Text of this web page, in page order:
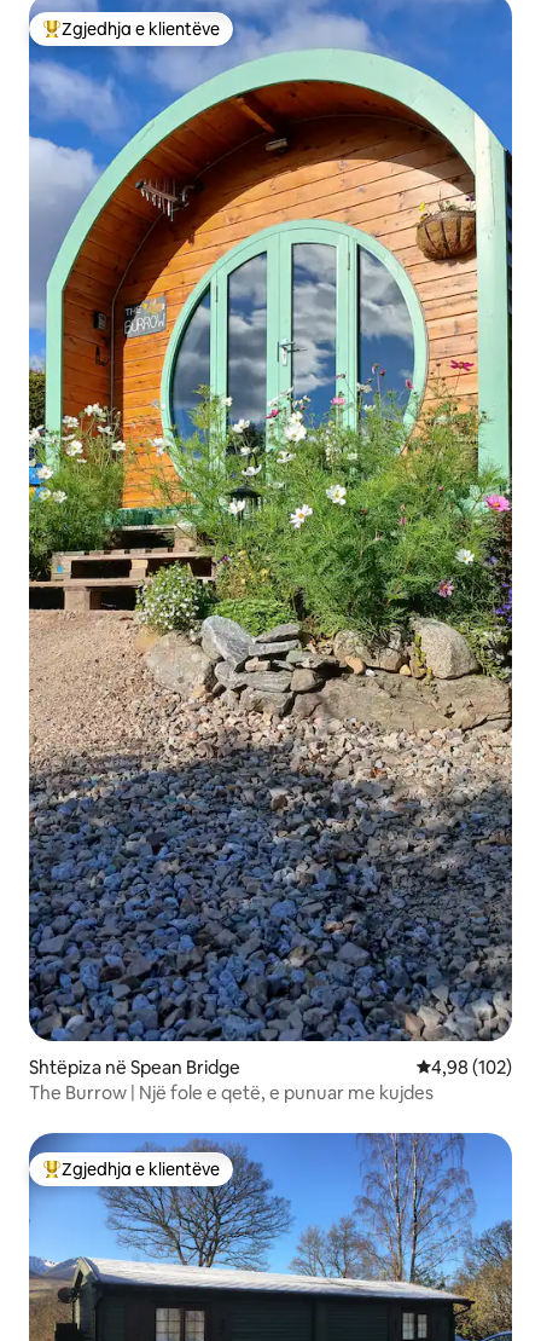
Më të mirat e zgjedhjeve të klientëve
Zgjedhja e klientëve
Shtëpiza në Spean Bridge Vlerësimi
4,98 (102)
The Burrow | Një fole e qetë, e punuar me kujdes
Më të mirat e zgjedhjeve të klientëve
Zgjedhja e klientëve